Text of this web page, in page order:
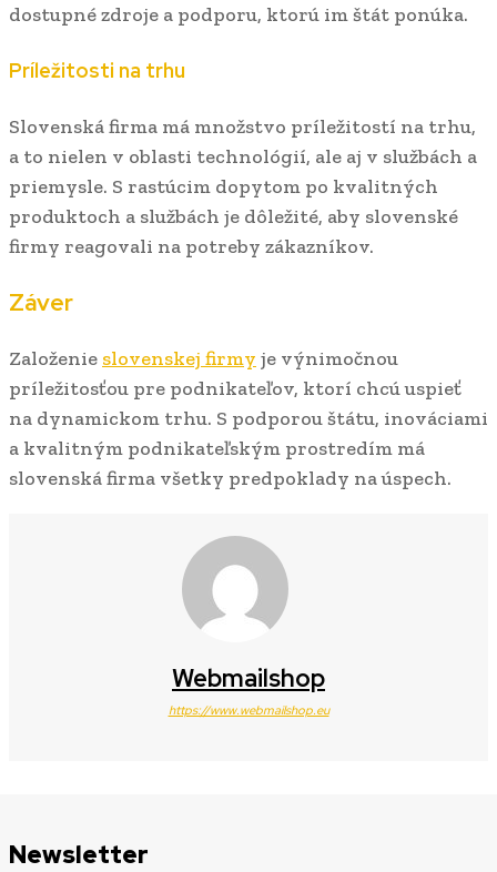
dostupné zdroje a podporu, ktorú im štát ponúka.
Príležitosti na trhu
Slovenská firma má množstvo príležitostí na trhu,
a to nielen v oblasti technológií, ale aj v službách a
priemysle. S rastúcim dopytom po kvalitných
produktoch a službách je dôležité, aby slovenské
firmy reagovali na potreby zákazníkov.
Záver
Založenie slovenskej firmy je výnimočnou
príležitosťou pre podnikateľov, ktorí chcú uspieť
na dynamickom trhu. S podporou štátu, inováciami
a kvalitným podnikateľským prostredím má
slovenská firma všetky predpoklady na úspech.
Webmailshop
https://www.webmailshop.eu
Newsletter